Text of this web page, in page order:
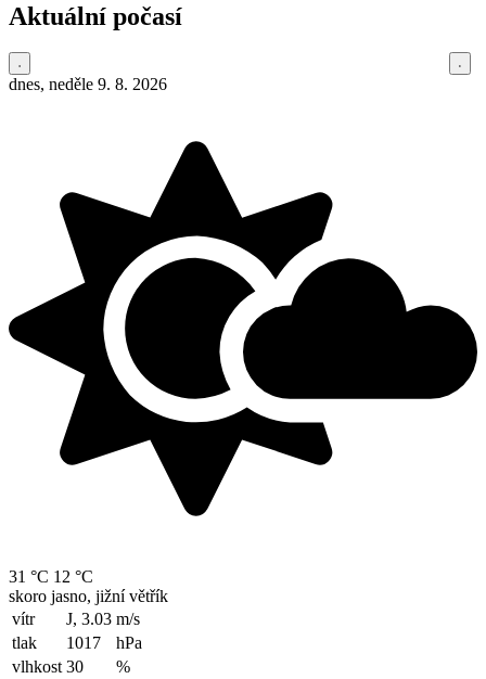
Aktuální počasí
dnes, neděle 9. 8. 2026
31 °C 12 °C
skoro jasno, jižní větřík
vítr
J, 3.03 m/s
tlak
1017
hPa
vlhkost 30
%